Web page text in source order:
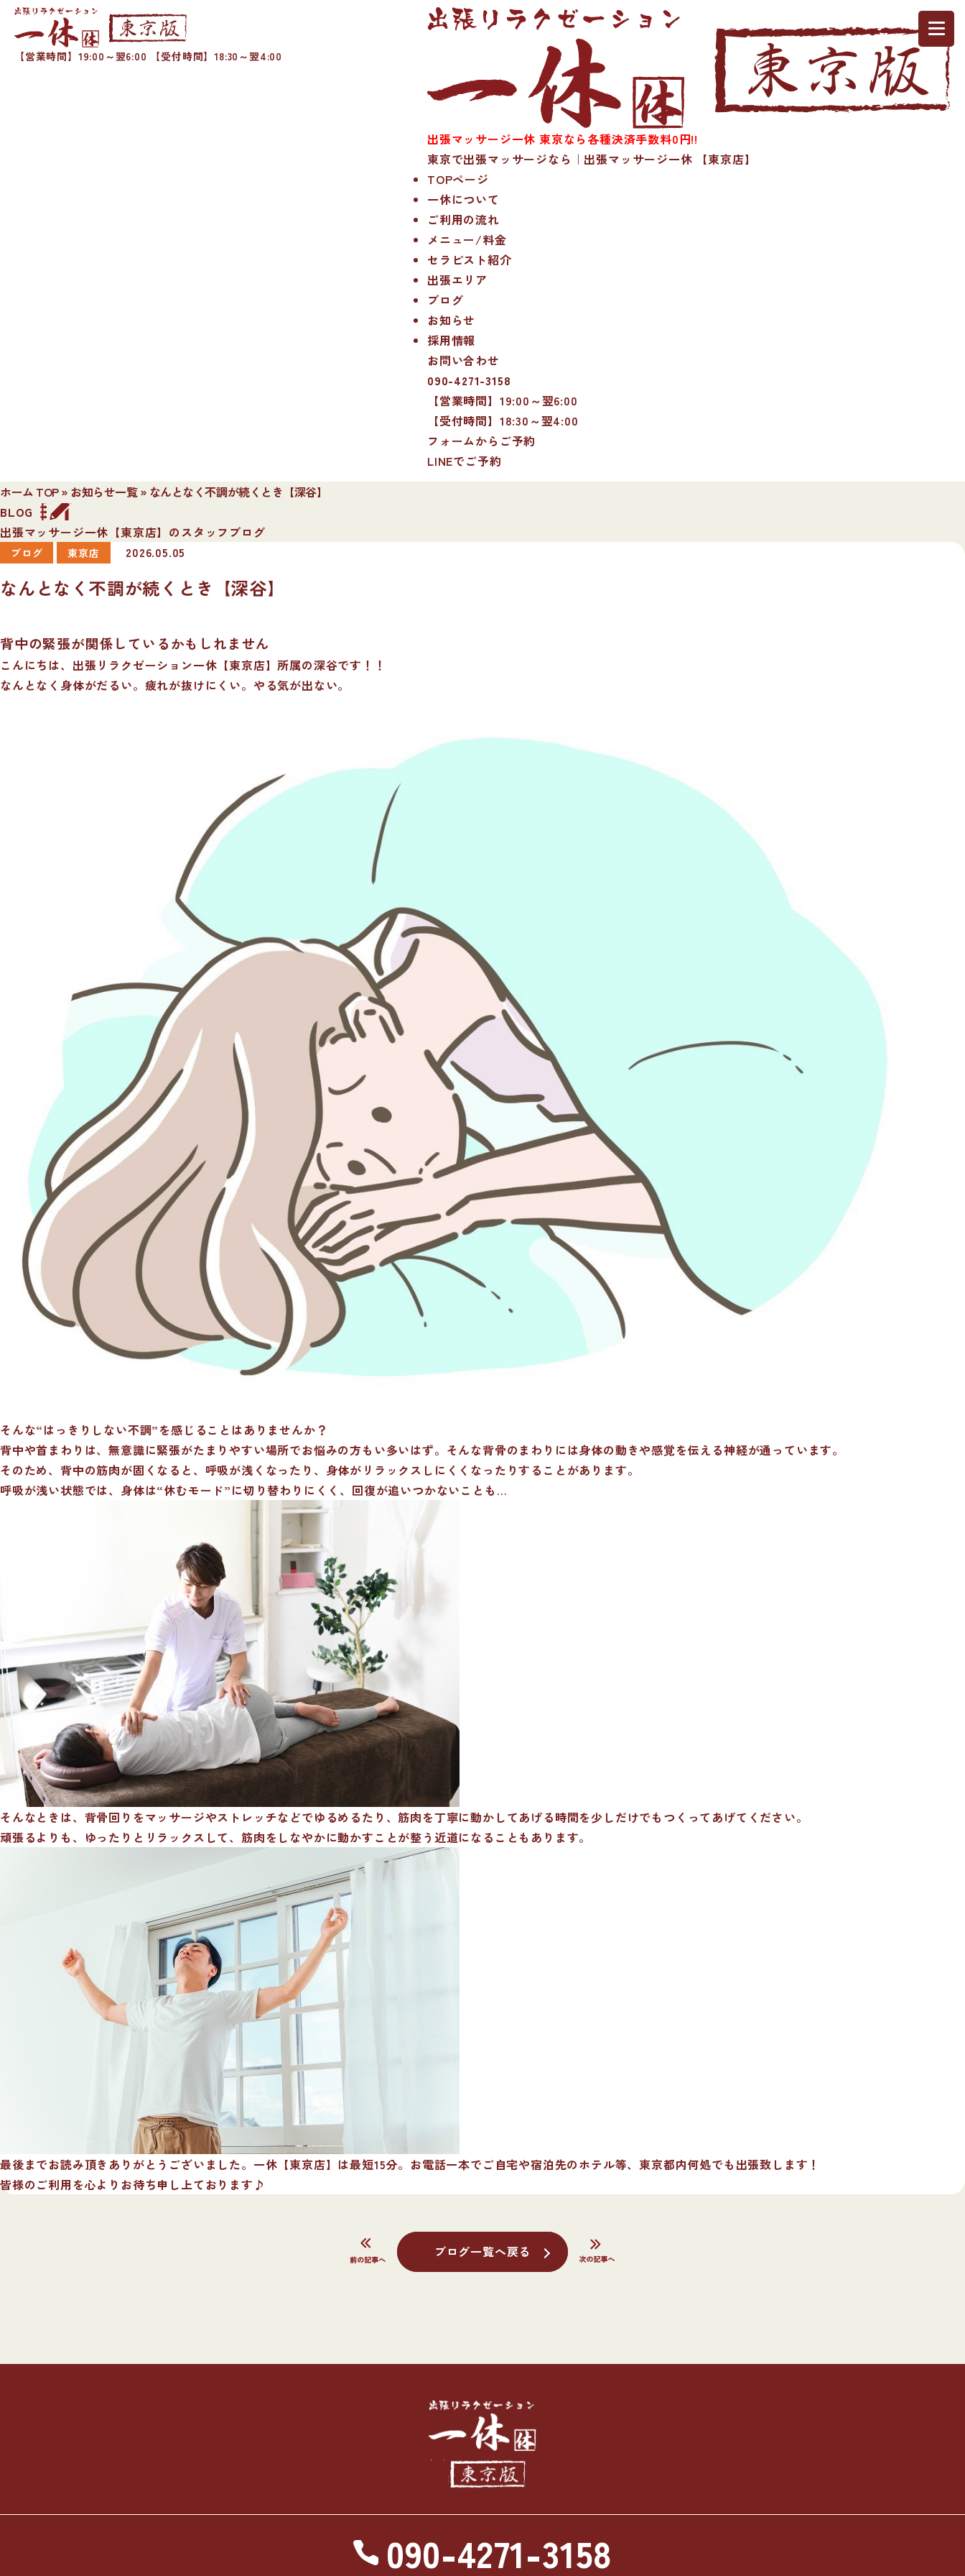
【営業時間】19:00～翌6:00 【受付時間】18:30～翌4:00
出張マッサージ一休 東京なら各種決済手数料0円!!
東京で出張マッサージなら｜出張マッサージ一休 【東京店】
TOPページ
一休について
ご利用の流れ
メニュー/料金
セラピスト紹介
出張エリア
ブログ
お知らせ
採用情報
お問い合わせ
090-4271-3158
【営業時間】19:00～翌6:00
【受付時間】18:30～翌4:00
フォームからご予約
LINEでご予約
ホーム TOP» お知らせ一覧» なんとなく不調が続くとき【深谷】
BLOG
出張マッサージ一休【東京店】のスタッフブログ
ブログ 東京店 2026.05.05
なんとなく不調が続くとき【深谷】
背中の緊張が関係しているかもしれません
こんにちは、出張リラクゼーション一休【東京店】所属の深谷です！！
なんとなく身体がだるい。疲れが抜けにくい。やる気が出ない。
そんな“はっきりしない不調”を感じることはありませんか？
背中や首まわりは、無意識に緊張がたまりやすい場所でお悩みの方もい多いはず。そんな背骨のまわりには身体の動きや感覚を伝える神経が通っています。
そのため、背中の筋肉が固くなると、呼吸が浅くなったり、身体がリラックスしにくくなったりすることがあります。
呼吸が浅い状態では、身体は“休むモード”に切り替わりにくく、回復が追いつかないことも…
そんなときは、背骨回りをマッサージやストレッチなどでゆるめるたり、筋肉を丁寧に動かしてあげる時間を少しだけでもつくってあげてください。
頑張るよりも、ゆったりとリラックスして、筋肉をしなやかに動かすことが整う近道になることもあります。
最後までお読み頂きありがとうございました。一休【東京店】は最短15分。お電話一本でご自宅や宿泊先のホテル等、東京都内何処でも出張致します！
皆様のご利用を心よりお待ち申し上ております♪
ブログ一覧へ戻る
090-4271-3158